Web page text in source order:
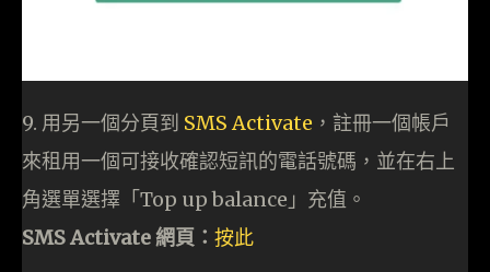
9. 用另一個分頁到 SMS Activate ，註冊一個帳戶
來租用一個可接收確認短訊的電話號碼，並在右上
角選單選擇「Top up balance」充值。
SMS Activate 網頁： 按此